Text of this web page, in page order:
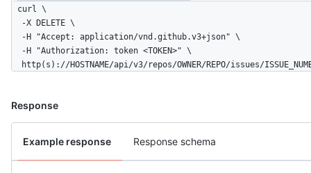
curl \
  -X DELETE \
  -H "Accept: application/vnd.github.v3+json" \
  -H "Authorization: token <TOKEN>" \
http(s)://HOSTNAME/api/v3/repos/OWNER/REPO/issues/
Response
Example response Response schema